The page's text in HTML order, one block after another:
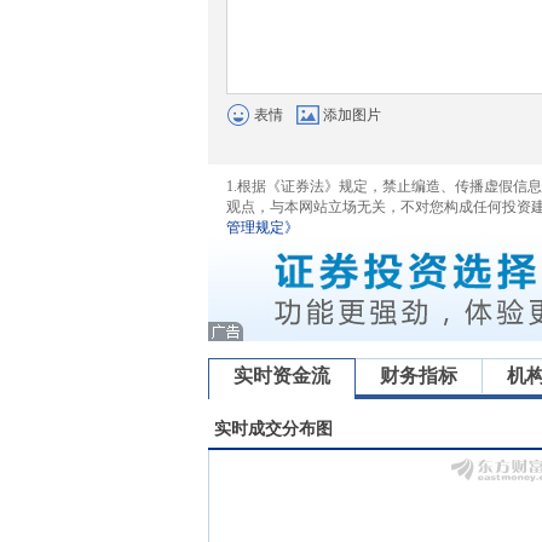
表情 添加图片
1.根据《证券法》规定，禁止编造、传播虚假信
观点，与本网站立场无关，不对您构成任何投资
管理规定》
实时资金流 财务指标 机
实时成交分布图